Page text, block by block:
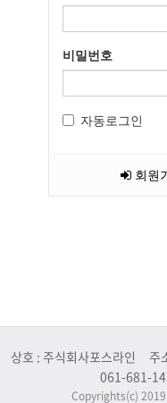
비밀번호
자동로그인
회원
상호 : 주식회사포스라인
061-681-
Copyrights(c) 2019